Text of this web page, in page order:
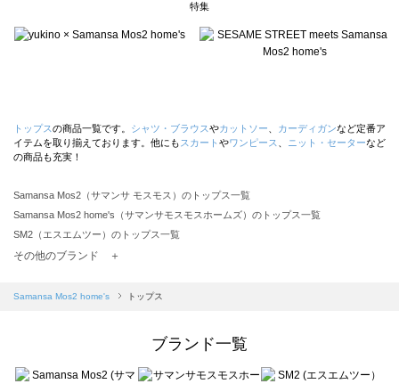
特集
トップスの商品一覧です。 シャツ・ブラウスやカットソー カーディガンなど定番ア
イテムを取り揃えております。他にも スカート やワンピース ニット・セーターなど
の商品も充実！
Samansa Mos2（サマンサ モスモス）のトップス一覧
Samansa Mos2 home's（サマンサモスモスホームズ）のトップス一覧
SM2（エスエムツー）のトップス一覧
TSUHARU by Samansa Mos2（ツハルバイサマンサモスモス）のトップス一覧
Samansa Mos2 blue（サマンサモスモス ブルー）のトップス一覧
sō4ū（ソウフォーユー）のトップス一覧
Te chichi（テチチ）のトップス一覧
その他のブランド ＋
Samansa Mos2 home's トップス
ブランド一覧